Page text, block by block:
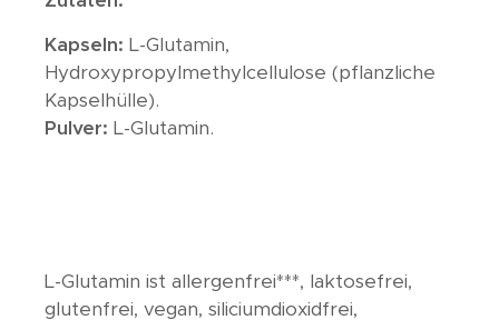
Kapseln: L-Glutamin,
Hydroxypropylmethylcellulose (pflanzliche
Kapselhülle).
Pulver: L-Glutamin.
L-Glutamin ist allergenfrei***, laktosefrei,
glutenfrei, vegan, siliciumdioxidfrei,